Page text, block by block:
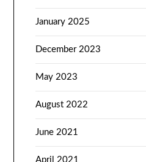
January 2025
December 2023
May 2023
August 2022
June 2021
April 2021